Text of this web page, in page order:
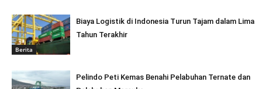
Berita
Biaya Logistik di Indonesia Turun Tajam dalam Lima
Tahun Terakhir
Pelindo Peti Kemas Benahi Pelabuhan Ternate dan